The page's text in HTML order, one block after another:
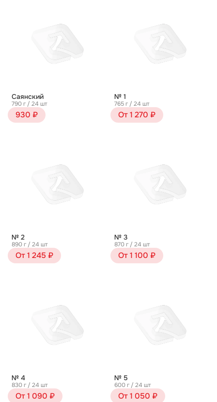
Саянский
790 г / 24 шт
930 ₽
№ 1
765 г / 24 шт
От 1 270 ₽
№ 2
890 г / 24 шт
От 1 245 ₽
№ 3
870 г / 24 шт
От 1 100 ₽
№ 4
830 г / 24 шт
От 1 090 ₽
№ 5
600 г / 24 шт
От 1 050 ₽